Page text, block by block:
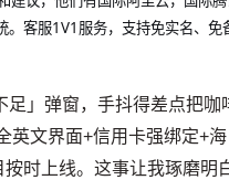
。客服1V1服务，支持免实名、免
足」弹窗，手抖得差点把咖
文界面+信用卡强绑定+海
时上线。这事让我琢磨明